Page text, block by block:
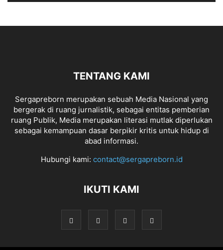
TENTANG KAMI
Sergapreborn merupakan sebuah Media Nasional yang
bergerak di ruang jurnalistik, sebagai entitas pemberian
ruang Publik, Media merupakan literasi mutlak diperlukan
sebagai kemampuan dasar berpikir kritis untuk hidup di
abad informasi.
Hubungi kami: contact@sergapreborn.id
IKUTI KAMI